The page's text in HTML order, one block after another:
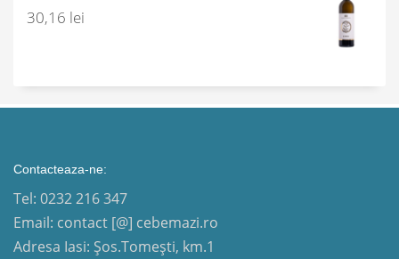
30,16 lei
Contacteaza-ne:
Tel: 0232 216 347
Email: contact [@] cebemazi.ro
Adresa Iasi: Șos.Tomești, km.1